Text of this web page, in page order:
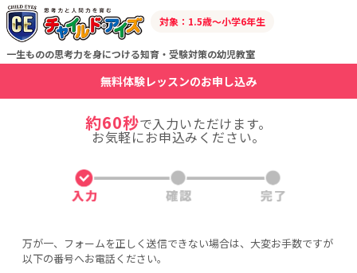
一生ものの思考力を身につける知育・受験対策の幼児教室
対象：1.5歳～小学6年生
無料体験レッスンのお申し込み
約60秒で入力いただけます。
お気軽にお申込みください。
万が一、フォームを正しく送信できない場合は、大変お手数ですが
以下の番号へお電話ください。